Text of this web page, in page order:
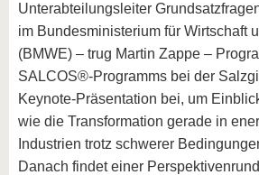
Unterabteilungsleiter
im Bundesministerium für Wirtschaft
(BMWE) – trug Martin Zappe –
SALCOS®-Programms bei der
Keynote-Präsentation bei, um
wie die Transformation gerade in
Industrien trotz schwerer
Danach findet einer